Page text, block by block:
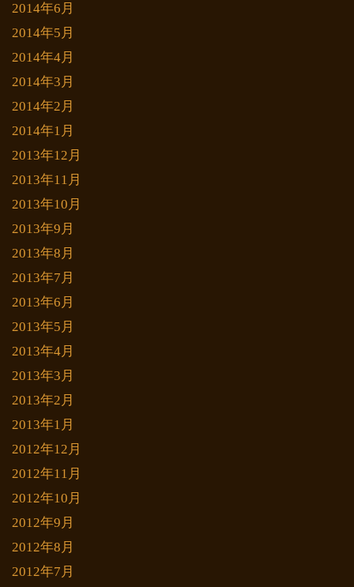
2014年6月
2014年5月
2014年4月
2014年3月
2014年2月
2014年1月
2013年12月
2013年11月
2013年10月
2013年9月
2013年8月
2013年7月
2013年6月
2013年5月
2013年4月
2013年3月
2013年2月
2013年1月
2012年12月
2012年11月
2012年10月
2012年9月
2012年8月
2012年7月